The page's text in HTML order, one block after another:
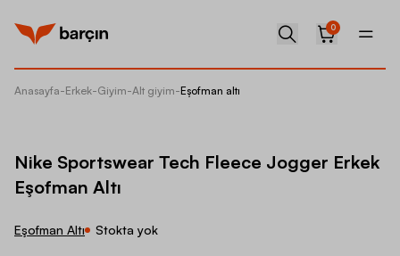
0
Anasayfa-Erkek-Giyim-Alt giyim-Eşofman altı
Nike Sportswear Tech Fleece Jogger Erkek
Eşofman Altı
Eşofman Altı Stokta yok